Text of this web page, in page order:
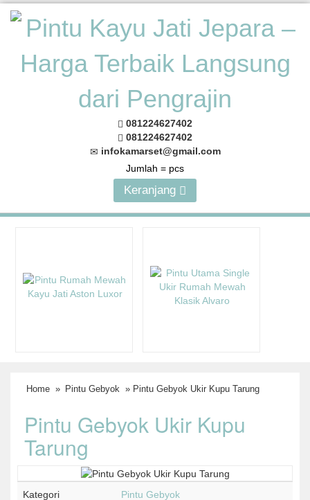
081224627402
081224627402
infokamarset@gmail.com
Jumlah = pcs
Keranjang
Home » Pintu Gebyok » Pintu Gebyok Ukir Kupu Tarung
Pintu Gebyok Ukir Kupu
Tarung
Kategori Pintu Gebyok